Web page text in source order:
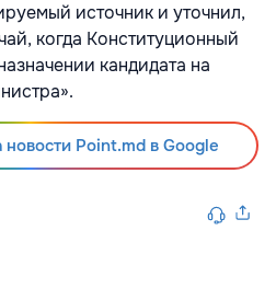
источник и уточнил,
когда Конституционный
кандидата на
Point.md в Google